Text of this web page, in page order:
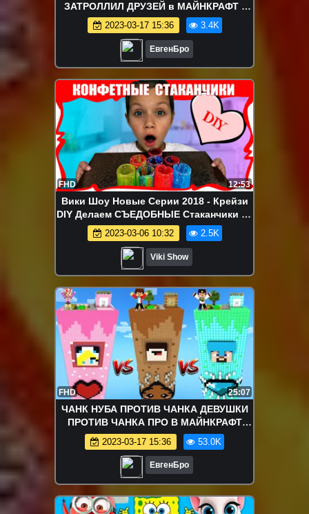
ЗАТРОЛЛИЛ ДРУЗЕЙ в МАЙНКРАФТ !
ДЕВУШКА ВИДЕО ТРОЛЛИНГ
MINECRAFT FNAF
2023-03-17 15:36 3.4K
ЕвгенБро
FHD 12:53
Вики Шоу Новые Серии 2018 - Крейзи
DIY Делаем СЪЕДОБНЫЕ Стаканчики из
Конфет Edible Cups Challeng / Вики
Шоу
2023-03-06 10:32 2.5K
Viki Show
FHD 25:07
ЧАНК НУБА ПРОТИВ ЧАНКА ДЕВУШКИ
ПРОТИВ ЧАНКА ПРО В МАЙНКРАФТ
ВИДЕО ТРОЛЛИНГ ЛОВУШКА
MINECRAFT
2023-03-17 15:36 53.0K
ЕвгенБро